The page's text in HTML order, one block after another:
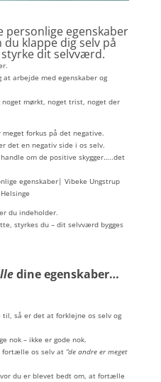
personlige egenskaber
klappe dig selv på
dit selvværd.
arbejde med egenskaber og
noget mørkt, noget trist, noget der
meget forkus på det negative.
det en negativ side i os selv.
om de positive skygger…..det
du indeholder.
styrkes du – dit selvværd bygges
dine egenskaber…
til, så er det at forklejne os selv og
nok – ikke er gode nok.
fortælle os selv at ”de andre er meget
du er blevet bedt om, at fortælle